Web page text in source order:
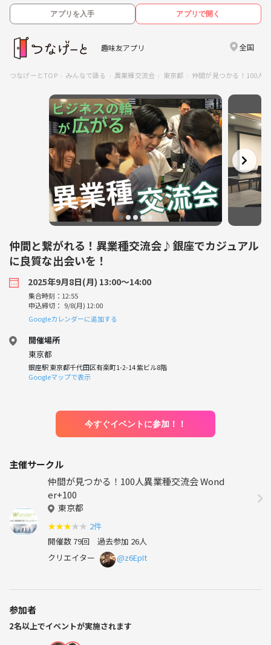
アプリを入手 アプリで開く
趣味友アプリ 全国
つなげーとTOP みんなで語る 異業種交流会 東京都 仲間が見つかる！100人
仲間と繋がれる！異業種交流会♪銀座でカジュアル
に良質な出会いを！
2025年9月8日(月) 13:00〜14:00
集合時刻：12:55
申込締切： 9/8(月) 12:00
Googleカレンダーに追加する
開催場所
東京都
銀座駅 東京都千代田区有楽町1-2-14 紫ビル8階
Googleマップで表示
今すぐイベントに参加！！
主催サークル
仲間が見つかる！100人異業種交流会 Wond
er+100
東京都
★★★★ ★ 2件
開催数 79回 過去参加 26人
クリエイター
@z6EpIt
参加者
2名以上でイベントが実施されます